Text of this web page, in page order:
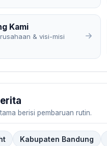
Kami
& visi-misi
berisi pembaruan rutin.
Kabupaten Bandung